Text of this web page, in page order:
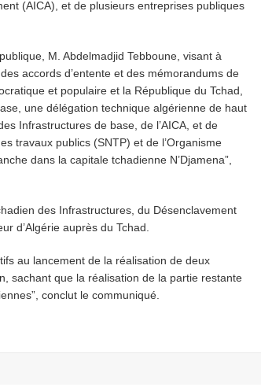
(AICA), et de plusieurs entreprises publiques
M. Abdelmadjid Tebboune, visant à
accords d’entente et des mémorandums de
et populaire et la République du Tchad,
une délégation technique algérienne de haut
Infrastructures de base, de l’AICA, et de
travaux publics (SNTP) et de l’Organisme
dans la capitale tchadienne N’Djamena”,
des Infrastructures, du Désenclavement
d’Algérie auprès du Tchad.
au lancement de la réalisation de deux
sachant que la réalisation de la partie restante
conclut le communiqué.